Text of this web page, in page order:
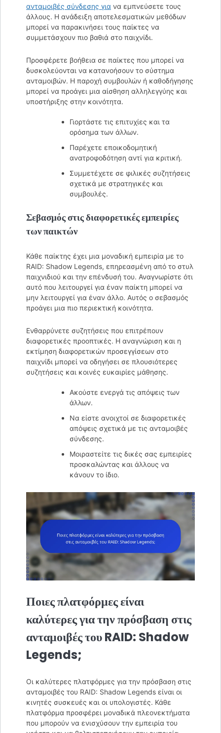
ανταμοιβές σύνδεσης για να εμπνεύσετε τους
άλλους. Η ανάδειξη αποτελεσματικών μεθόδων
μπορεί να παρακινήσει τους παίκτες να
συμμετάσχουν πιο βαθιά στο παιχνίδι.
Προσφέρετε βοήθεια σε παίκτες που μπορεί να
δυσκολεύονται να κατανοήσουν το σύστημα
ανταμοιβών. Η παροχή συμβουλών ή καθοδήγησης
μπορεί να προάγει μια αίσθηση αλληλεγγύης και
υποστήριξης στην κοινότητα.
Γιορτάστε τις επιτυχίες και τα
ορόσημα των άλλων.
Παρέχετε εποικοδομητική
ανατροφοδότηση αντί για κριτική.
Συμμετέχετε σε φιλικές συζητήσεις
σχετικά με στρατηγικές και
συμβουλές.
Σεβασμός στις διαφορετικές εμπειρίες
των παικτών
Κάθε παίκτης έχει μια μοναδική εμπειρία με το
RAID: Shadow Legends, επηρεασμένη από το στυλ
παιχνιδιού και την επένδυσή του. Αναγνωρίστε ότι
αυτό που λειτουργεί για έναν παίκτη μπορεί να
μην λειτουργεί για έναν άλλο. Αυτός ο σεβασμός
προάγει μια πιο περιεκτική κοινότητα.
Ενθαρρύνετε συζητήσεις που επιτρέπουν
διαφορετικές προοπτικές. Η αναγνώριση και η
εκτίμηση διαφορετικών προσεγγίσεων στο
παιχνίδι μπορεί να οδηγήσει σε πλουσιότερες
συζητήσεις και κοινές ευκαιρίες μάθησης.
Ακούστε ενεργά τις απόψεις των
άλλων.
Να είστε ανοιχτοί σε διαφορετικές
απόψεις σχετικά με τις ανταμοιβές
σύνδεσης.
Μοιραστείτε τις δικές σας εμπειρίες
προσκαλώντας και άλλους να
κάνουν το ίδιο.
Ποιες πλατφόρμες είναι
καλύτερες για την πρόσβαση στις
ανταμοιβές του RAID: Shadow
Legends;
Οι καλύτερες πλατφόρμες για την πρόσβαση στις
ανταμοιβές του RAID: Shadow Legends είναι οι
κινητές συσκευές και οι υπολογιστές. Κάθε
πλατφόρμα προσφέρει μοναδικά πλεονεκτήματα
που μπορούν να ενισχύσουν την εμπειρία του